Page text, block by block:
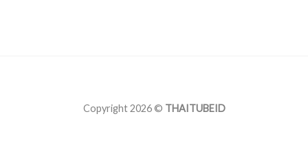
Copyright 2026 © THAITUBEID